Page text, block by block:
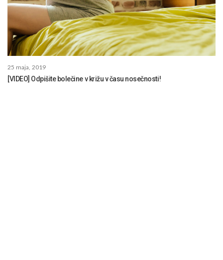
25 maja, 2019
[VIDEO] Odpišite bolečine v križu v času nosečnosti!